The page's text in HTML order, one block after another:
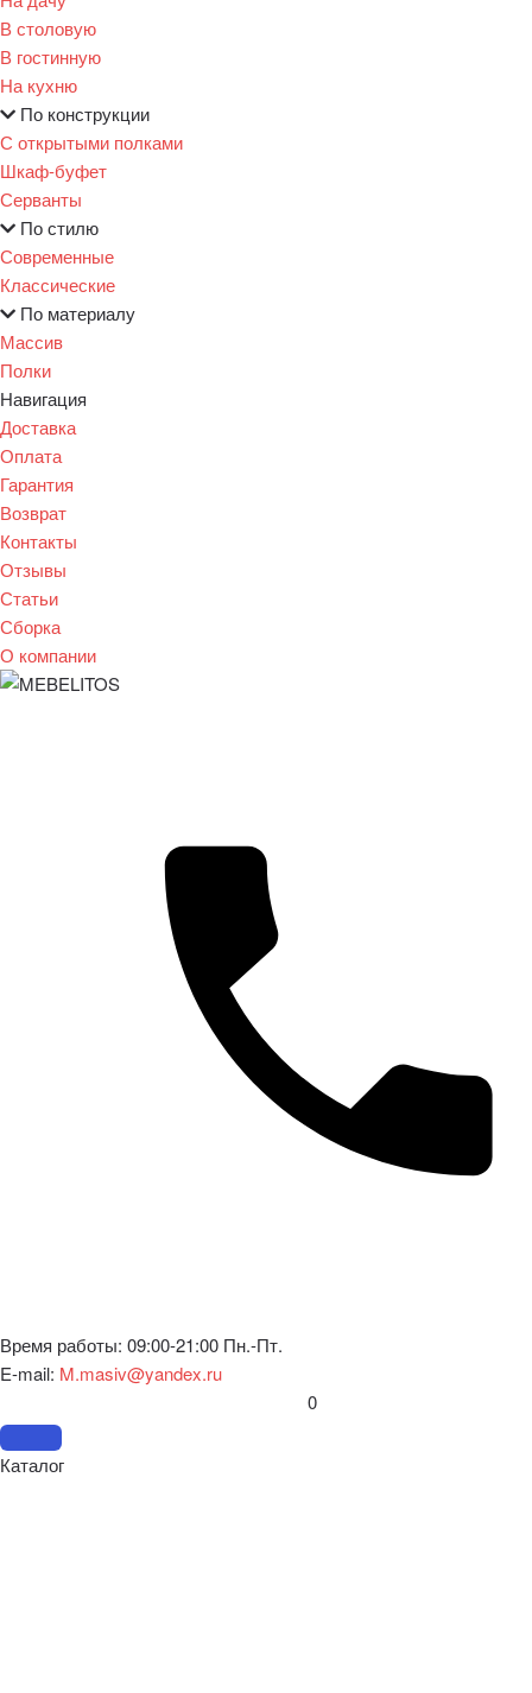
В столовую
В гостинную
На кухню
По конструкции
С открытыми полками
Шкаф-буфет
Серванты
По стилю
Современные
Классические
По материалу
Массив
Полки
Навигация
Доставка
Оплата
Гарантия
Возврат
Контакты
Отзывы
Статьи
Сборка
О компании
Время работы: 09:00-21:00 Пн.-Пт.
E-mail: M.masiv@yandex.ru
0
Каталог